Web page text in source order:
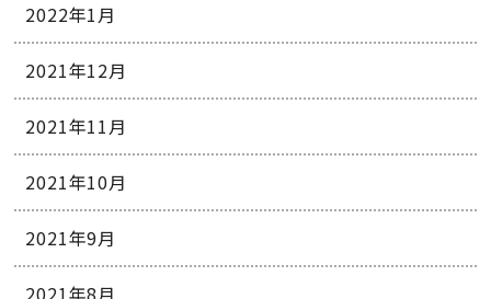
2022年1月
2021年12月
2021年11月
2021年10月
2021年9月
2021年8月